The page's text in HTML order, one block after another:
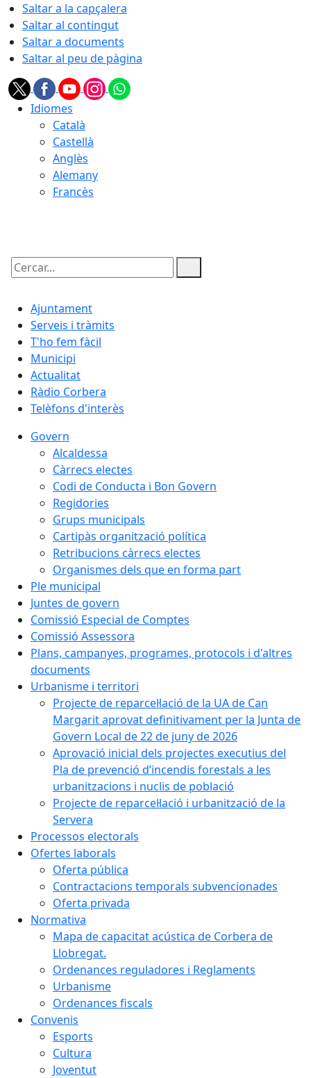
Saltar a la capçalera
Saltar al contingut
Saltar a documents
Saltar al peu de pàgina
Idiomes
Català
Castellà
Anglès
Alemany
Francès
Cercar:
Ajuntament
Serveis i tràmits
T'ho fem fàcil
Municipi
Actualitat
Ràdio Corbera
Telèfons d'interès
Govern
Alcaldessa
Càrrecs electes
Codi de Conducta i Bon Govern
Regidories
Grups municipals
Cartipàs organització política
Retribucions càrrecs electes
Organismes dels que en forma part
Ple municipal
Juntes de govern
Comissió Especial de Comptes
Comissió Assessora
Plans, campanyes, programes, protocols i d'altres
documents
Urbanisme i territori
Projecte de reparcel·lació de la UA de Can
Margarit aprovat definitivament per la Junta de
Govern Local de 22 de juny de 2026
Aprovació inicial dels projectes executius del
Pla de prevenció d’incendis forestals a les
urbanitzacions i nuclis de població
Projecte de reparcel·lació i urbanització de la
Servera
Processos electorals
Ofertes laborals
Oferta pública
Contractacions temporals subvencionades
Oferta privada
Normativa
Mapa de capacitat acústica de Corbera de
Llobregat.
Ordenances reguladores i Reglaments
Urbanisme
Ordenances fiscals
Convenis
Esports
Cultura
Joventut